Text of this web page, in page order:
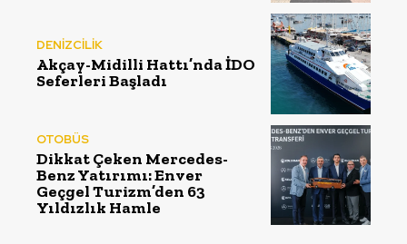
DENİZCİLİK
Akçay-Midilli Hattı’nda İDO
Seferleri Başladı
OTOBÜS
Dikkat Çeken Mercedes-
Benz Yatırımı: Enver
Geçgel Turizm’den 63
Yıldızlık Hamle